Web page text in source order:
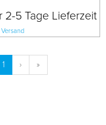
Versand
1 › »